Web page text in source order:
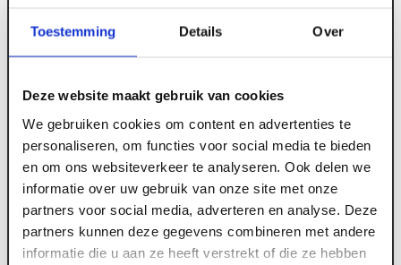
Toestemming Details Over
Deze website maakt gebruik van cookies
We gebruiken cookies om content en advertenties te
personaliseren, om functies voor social media te bieden
en om ons websiteverkeer te analyseren. Ook delen we
informatie over uw gebruik van onze site met onze
partners voor social media, adverteren en analyse. Deze
partners kunnen deze gegevens combineren met andere
informatie die u aan ze heeft verstrekt of die ze hebben
ART000752
Berdo paumelle